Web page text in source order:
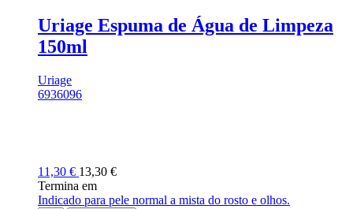
Uriage Espuma de Água de Limpeza
150ml
Uriage
6936096
11,30 € 13,30 €
Termina em
Indicado para pele normal a mista do rosto e olhos.